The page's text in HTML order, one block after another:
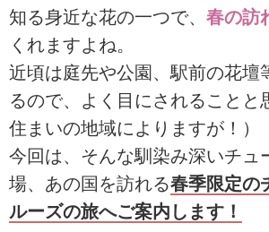
知る身近な花の一つで、 春の訪
くれますよね。
近頃は庭先や公園、駅前の花壇
るので、よく目にされることと
住まいの地域によりますが！）
今回は、そんな馴染み深いチュ
場、あの国を訪れる春季限定の
ルーズの旅へご案内します！